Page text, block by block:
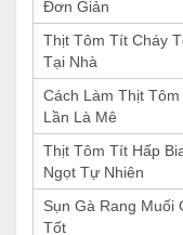
Đơn Giản
Thịt Tôm Tít Cháy
Tại Nhà
Cách Làm Thịt
Lần Là Mê
Thịt Tôm Tít Hấp
Ngọt Tự Nhiên
Sụn Gà Rang Muối
Tốt